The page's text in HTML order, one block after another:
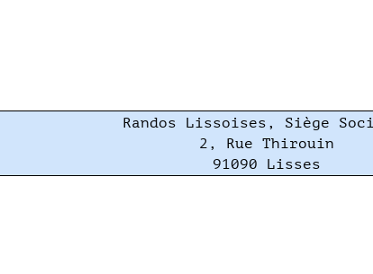
Randos Lissoises, Siège
2, Rue Thirouin
91090 Lisses